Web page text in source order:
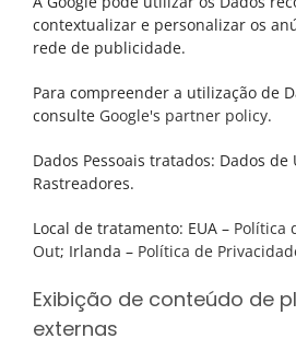
contextualizar e personalizar os
rede de publicidade.
Para compreender a utilização de
consulte Google's partner policy.
Dados Pessoais tratados: Dados de
Rastreadores.
Local de tratamento: EUA – Política
Out; Irlanda – Política de
Exibição de conteúdo de
externas